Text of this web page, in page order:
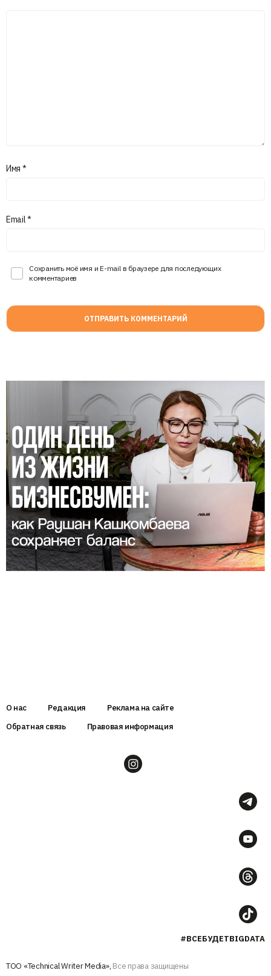
Имя *
Email*
Сохранить моё имя и E-mail в браузере для последующих
комментариев
О нас Редакция
Реклама на сайте
Обратная связь
Правовая информация
#ВСЕБУДЕТBIGDATA
ТОО «Technical Writer Media», Все права защищены